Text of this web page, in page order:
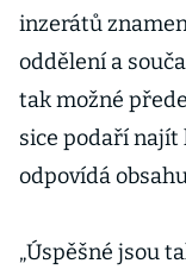
inzerátů
oddělení a
tak možné
sice podaří
odpovídá
„Úspěšné jsou